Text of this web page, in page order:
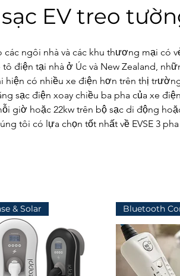
EV treo
các ngôi nhà và các khu thương mại
điện tại nhà ở Úc và New Zealand,
hiện có nhiều xe điện hơn trên thị
sạc điện xoay chiều ba pha của xe
giờ hoặc 22kw trên bộ sạc di động
tôi có lựa chọn tốt nhất về EVSE 3
& Solar Bluetooth